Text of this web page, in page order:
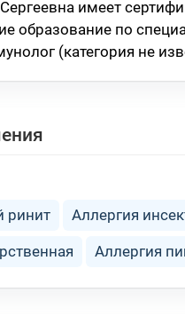
имеет
образование по
(категория не
ринит Аллергия
Аллергия